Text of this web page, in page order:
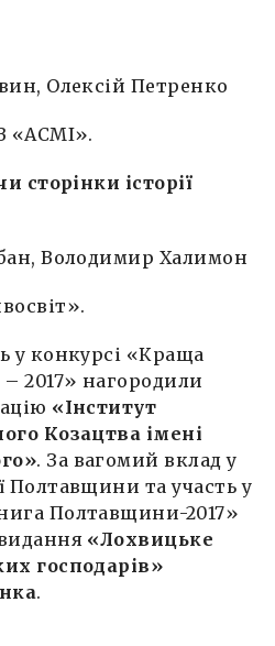
Олексій Петренко
«АСМІ».
сторінки історії
Володимир Халимон
у конкурсі «Краща
2017» нагородили
«Інститут
Козацтва імені
. За вагомий вклад у
Полтавщини та участь у
Полтавщини-2017»
«Лохвицьке
господарів»
.